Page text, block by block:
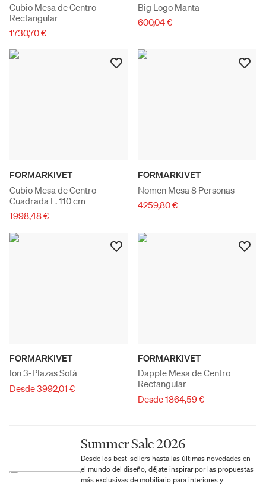
Cubio Mesa de Centro
Rectangular
1730,70 €
Big Logo Manta
600,04 €
FORMARKIVET
Cubio Mesa de Centro
Cuadrada L. 110 cm
1998,48 €
FORMARKIVET
Nomen Mesa 8 Personas
4259,80 €
FORMARKIVET
Ion 3-Plazas Sofá
Desde 3992,01 €
FORMARKIVET
Dapple Mesa de Centro
Rectangular
Desde 1864,59 €
Summer Sale 2026
Desde los best-sellers hasta las últimas novedades en
el mundo del diseño, déjate inspirar por las propuestas
más exclusivas de mobiliario para interiores y